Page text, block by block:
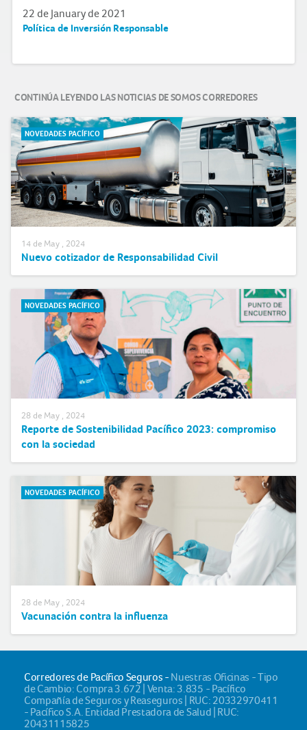
22 de January de 2021
Política de Inversión Responsable
CONTINÚA LEYENDO LAS NOTICIAS DE SOMOS CORREDORES
NOVEDADES PACÍFICO
14 de May , 2024
Nuevo cotizador de Responsabilidad Civil
NOVEDADES PACÍFICO
28 de May , 2024
Reporte de Sostenibilidad Pacífico 2023: compromiso
con la sociedad
NOVEDADES PACÍFICO
28 de May , 2024
Vacunación contra la influenza
Corredores de Pacífico Seguros - Nuestras Oficinas - Tipo
de Cambio: Compra 3.672 | Venta: 3.835 - Pacífico
Compañía de Seguros y Reaseguros | RUC: 20332970411
- Pacífico S.A. Entidad Prestadora de Salud | RUC:
20431115825